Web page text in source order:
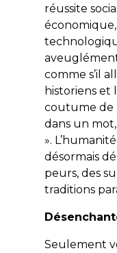
réussite
économique,
comme s’il
historiens et
coutume de
dans un
».
désormais
peurs, des
traditions
Seulement